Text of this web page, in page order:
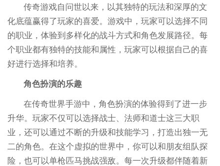
传奇游戏自问世以来，以其独特的玩法和深厚的文
化底蕴赢得了玩家的喜爱。游戏中，玩家可以选择不同
的职业，体验到多样化的战斗方式和角色发展路径。每
个职业都有独特的技能和属性，玩家可以根据自己的喜
好进行选择和培养。
角色扮演的乐趣
在传奇世界手游中，角色扮演的体验得到了进一步
升华。玩家不仅可以选择战士、法师和道士这三大职
业，还可以通过不断的升级和技能学习，打造出独一无
二的角色。在这个虚拟的世界中，你可以和朋友组队探
险，也可以单枪匹马挑战强敌。每一次升级都伴随着新